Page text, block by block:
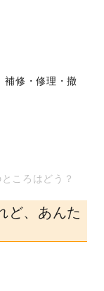
補修・修理・撤
ころはどう？
ど、あんた